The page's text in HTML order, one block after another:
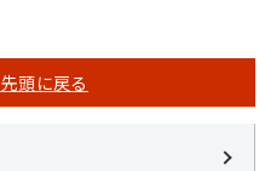
先頭に戻る